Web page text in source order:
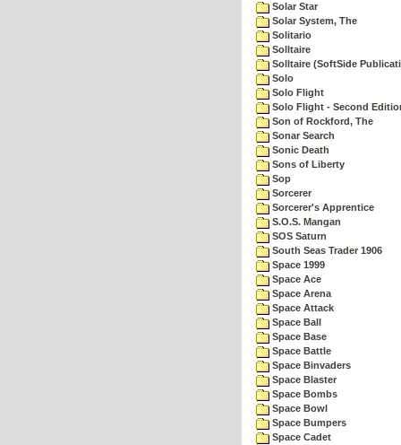
Solar Star
Solar System, The
Solitario
Solltaire
Solltaire (SoftSide
Solo
Solo Flight
Solo Flight - Second
Son of Rockford, The
Sonar Search
Sonic Death
Sons of Liberty
Sop
Sorcerer
Sorcerer's Apprentice
S.O.S. Mangan
SOS Saturn
South Seas Trader 1906
Space 1999
Space Ace
Space Arena
Space Attack
Space Ball
Space Base
Space Battle
Space Binvaders
Space Blaster
Space Bombs
Space Bowl
Space Bumpers
Space Cadet